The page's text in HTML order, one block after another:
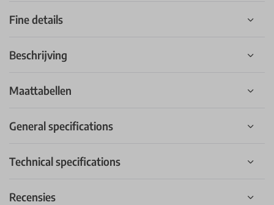
Fine details
Beschrijving
Maattabellen
General specifications
Technical specifications
Recensies